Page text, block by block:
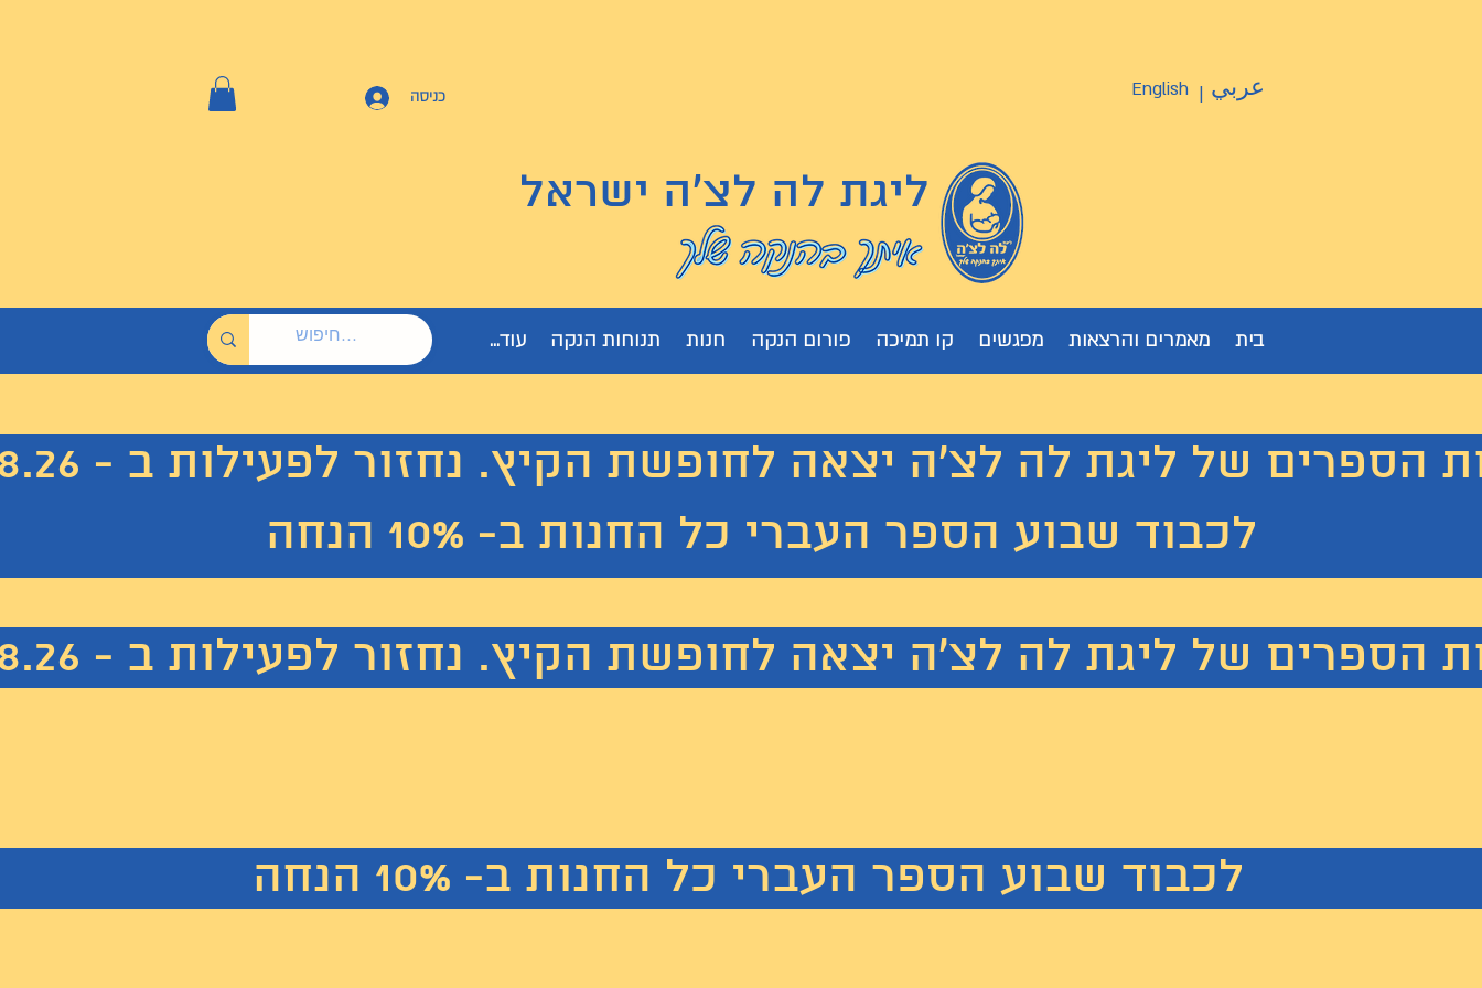
כניסה English عربي |
ליגת לה לצ'ה ישראל
בית מאמרים והרצאות מפגשים קו תמיכה פורום הנקה חנות תנוחות הנקה עוד...
הספרים של ליגת לה לצ'ה יצאה לחופשת הקיץ. נחזור לפעילות ב - 7.8.26
לכבוד שבוע הספר העברי כל החנות ב- 10% הנחה
הספרים של ליגת לה לצ'ה יצאה לחופשת הקיץ. נחזור לפעילות ב - 7.8.26
לכבוד שבוע הספר העברי כל החנות ב- 10% הנחה